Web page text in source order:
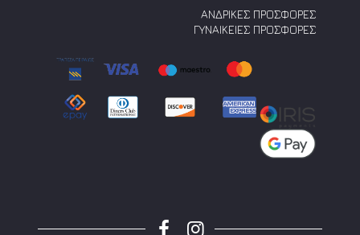
ΑΝΔΡΙΚΕΣ ΠΡΟΣΦΟΡΕΣ
ΓΥΝΑΙΚΕΙΕΣ ΠΡΟΣΦΟΡΕΣ